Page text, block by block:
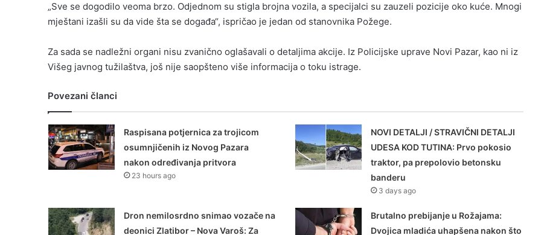
„Sve se dogodilo veoma brzo. Odjednom su stigla brojna vozila, a specijalci su zauzeli pozicije oko kuće. Mnogi
mještani izašli su da vide šta se događa“, ispričao je jedan od stanovnika Požege.
Za sada se nadležni organi nisu zvanično oglašavali o detaljima akcije. Iz Policijske uprave Novi Pazar, kao ni iz
Višeg javnog tužilaštva, još nije saopšteno više informacija o toku istrage.
Povezani članci
Raspisana potjernica za trojicom
osumnjičenih iz Novog Pazara
nakon određivanja pritvora
23 hours ago
NOVI DETALJI / STRAVIČNI DETALJI
UDESA KOD TUTINA: Prvo pokosio
traktor, pa prepolovio betonsku
banderu
3 days ago
Dron nemilosrdno snimao vozače na
deonici Zlatibor – Nova Varoš: Za
Brutalno prebijanje u Rožajama:
Dvojica mladića uhapšena nakon što